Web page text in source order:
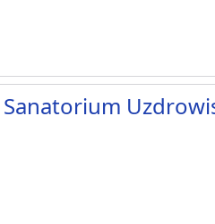
Sanatorium